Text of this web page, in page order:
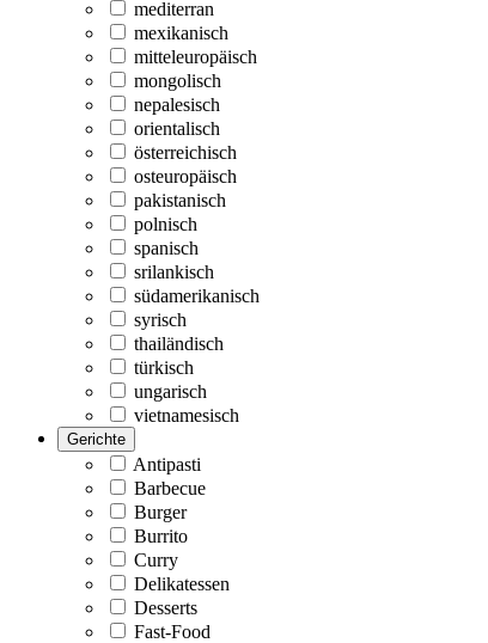
mediterran
mexikanisch
mitteleuropäisch
mongolisch
nepalesisch
orientalisch
österreichisch
osteuropäisch
pakistanisch
polnisch
spanisch
srilankisch
südamerikanisch
syrisch
thailändisch
türkisch
ungarisch
vietnamesisch
Gerichte
Antipasti
Barbecue
Burger
Burrito
Curry
Delikatessen
Desserts
Fast-Food